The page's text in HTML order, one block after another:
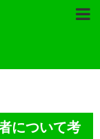
について考